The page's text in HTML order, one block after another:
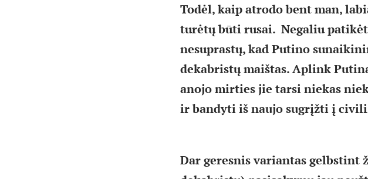
Todėl, kaip atrodo bent man,
turėtų būti rusai. Negaliu
nesuprastų, kad Putino
dekabristų maištas. Aplink
anojo mirties jie tarsi niekas
ir bandyti iš naujo sugrįžti į
Dar geresnis variantas gelbstint